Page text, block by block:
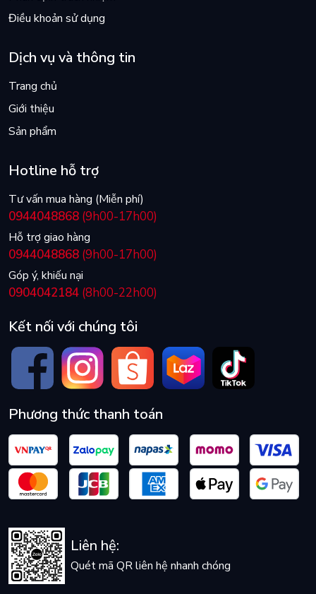
Điều khoản sử dụng
Dịch vụ và thông tin
Trang chủ
Giới thiệu
Sản phẩm
Hotline hỗ trợ
Tư vấn mua hàng (Miễn phí)
0944048868 (9h00-17h00)
Hỗ trợ giao hàng
0944048868 (9h00-17h00)
Góp ý, khiếu nại
0904042184 (8h00-22h00)
Kết nối với chúng tôi
Phương thức thanh toán
Liên hệ:
Quét mã QR liên hệ nhanh chóng